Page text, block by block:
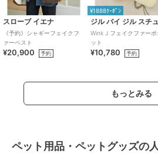
スローブ イエナ
《予約》シャギーフェイクフ
ァーベスト
¥20,900 予約
¥1888ｸｰﾎﾟﾝ
Wink J フェイクファーポ
ット
¥10,780 予約
もっとみる
ペット用品・ペットグッズの